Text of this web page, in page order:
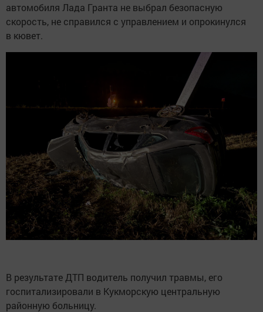
автомобиля Лада Гранта не выбрал безопасную
скорость, не справился с управлением и опрокинулся
в кювет.
В результате ДТП водитель получил травмы, его
госпитализировали в Кукморскую центральную
районную больницу.